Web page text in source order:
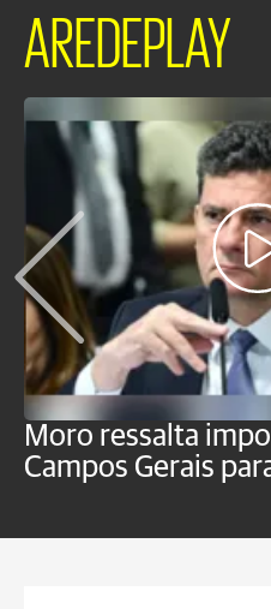
AREDEPLAY
Moro ressalta
Campos Gerais